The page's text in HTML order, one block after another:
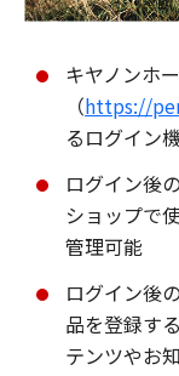
キヤノンホ
（https://
るログイン
ログイン後
ショップで
管理可能
ログイン後
品を登録す
テンツやお